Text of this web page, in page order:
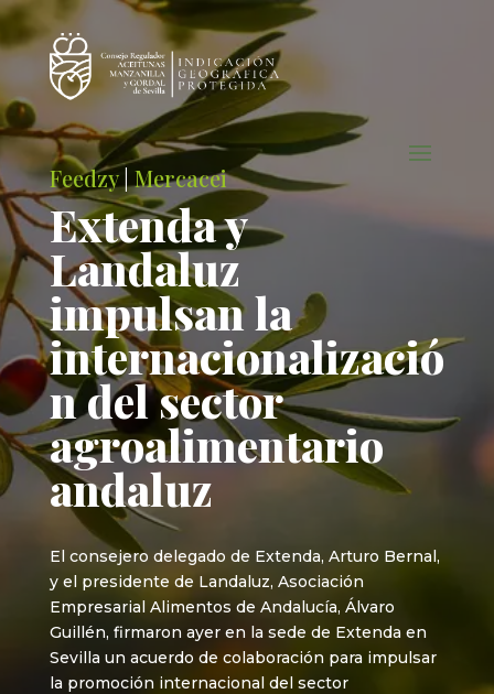
Feedzy|Mercacei
Extenda y
Landaluz
impulsan la
internacionalizació
n del sector
agroalimentario
andaluz
El consejero delegado de Extenda, Arturo Bernal,
y el presidente de Landaluz, Asociación
Empresarial Alimentos de Andalucía, Álvaro
Guillén, firmaron ayer en la sede de Extenda en
Sevilla un acuerdo de colaboración para impulsar
la promoción internacional del sector